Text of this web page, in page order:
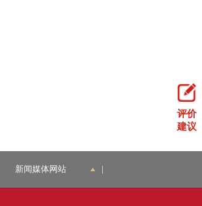
评价
建议
新闻媒体网站